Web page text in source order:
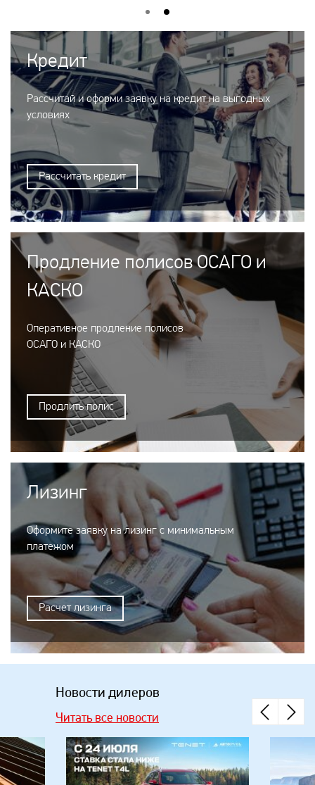
Кредит
Рассчитай и оформи заявку на кредит на выгодных
условиях
Рассчитать кредит
Продление полисов ОСАГО и
КАСКО
Оперативное продление полисов
ОСАГО и КАСКО
Продлить полис
Лизинг
Оформите заявку на лизинг с минимальным
платежом
Расчет лизинга
Новости дилеров
Читать все новости